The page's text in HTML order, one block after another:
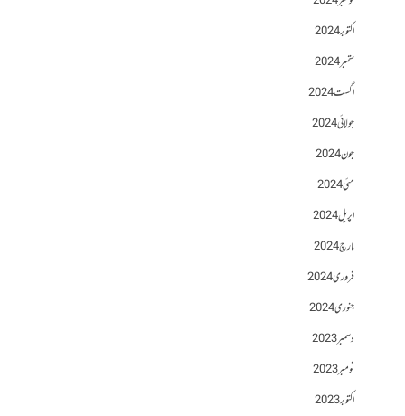
اکتوبر 2024
ستمبر 2024
اگست 2024
جولائی 2024
جون 2024
مئی 2024
اپریل 2024
مارچ 2024
فروری 2024
جنوری 2024
دسمبر 2023
نومبر 2023
اکتوبر 2023